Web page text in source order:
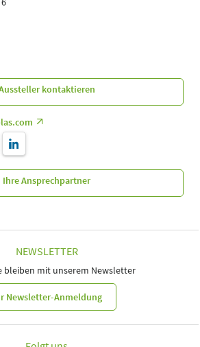
kontaktieren
Ihre Ansprechpartner
NEWSLETTER
bleiben mit unserem Newsletter
Newsletter-Anmeldung